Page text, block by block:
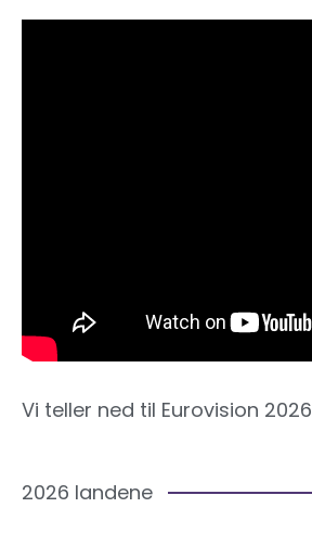
Vi teller ned til Eurovision 2026
2026 landene